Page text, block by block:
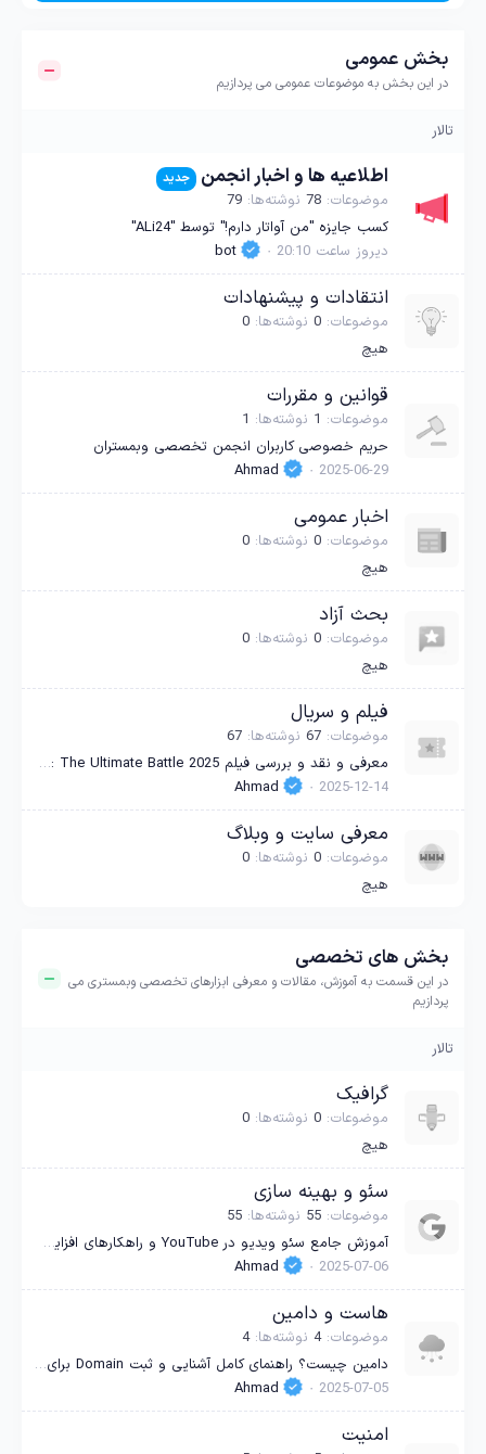
بخش عمومی
در این بخش به موضوعات عمومی می پردازیم
تالار
اطلاعیه ها و اخبار انجمن جدید
موضوعات 78 نوشته‌ها 79
کسب جایزه "من آواتار دارم!" توسط "ALi24"
دیروز ساعت 20:10
bot
انتقادات و پیشنهادات
موضوعات 0 نوشته‌ها 0
هیچ
قوانین و مقررات
موضوعات 1 نوشته‌ها 1
حریم خصوصی کاربران انجمن تخصصی وبمستران
2025-06-29
Ahmad
اخبار عمومی
موضوعات 0 نوشته‌ها 0
هیچ
بحث آزاد
موضوعات 0 نوشته‌ها 0
هیچ
فیلم و سریال
موضوعات 67 نوشته‌ها 67
معرفی و نقد و بررسی فیلم Believe: The Ultimate Battle 2025 – باور: نبرد نهایی
2025-12-14
Ahmad
معرفی سایت و وبلاگ
موضوعات 0 نوشته‌ها 0
هیچ
بخش های تخصصی
در این قسمت به آموزش، مقالات و معرفی ابزارهای تخصصی وبمستری می
پردازیم
تالار
گرافیک
موضوعات 0 نوشته‌ها 0
هیچ
سئو و بهینه سازی
موضوعات 55 نوشته‌ها 55
آموزش جامع سئو ویدیو در YouTube و راهکارهای افزایش بازدید ارگانیک
2025-07-06
Ahmad
هاست و دامین
موضوعات 4 نوشته‌ها 4
دامین چیست؟ راهنمای کامل آشنایی و ثبت Domain برای مبتدی‌ها و نکات مهم انتخاب دامنه سایت
2025-07-05
Ahmad
امنیت